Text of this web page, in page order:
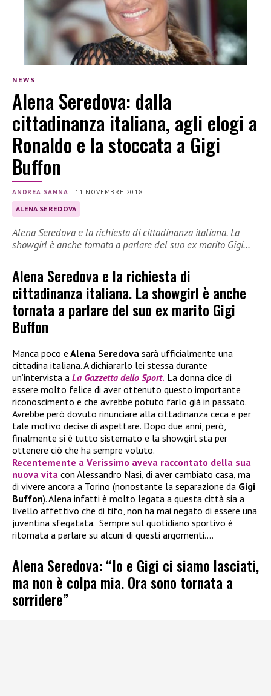
NEWS
Alena Seredova: dalla
cittadinanza italiana, agli elogi a
Ronaldo e la stoccata a Gigi
Buffon
ANDREA SANNA | 11 NOVEMBRE 2018
ALENA SEREDOVA
Alena Seredova e la richiesta di cittadinanza italiana. La
showgirl è anche tornata a parlare del suo ex marito Gigi…
Alena Seredova e la richiesta di
cittadinanza italiana. La showgirl è anche
tornata a parlare del suo ex marito Gigi
Buffon
Manca poco e Alena Seredova sarà ufficialmente una
cittadina italiana. A dichiararlo lei stessa durante
un’intervista a La Gazzetta dello Sport. La donna dice di
essere molto felice di aver ottenuto questo importante
riconoscimento e che avrebbe potuto farlo già in passato.
Avrebbe però dovuto rinunciare alla cittadinanza ceca e per
tale motivo decise di aspettare. Dopo due anni, però,
finalmente si è tutto sistemato e la showgirl sta per
ottenere ciò che ha sempre voluto.
Recentemente a Verissimo aveva raccontato della sua
nuova vita con Alessandro Nasi, di aver cambiato casa, ma
di vivere ancora a Torino (nonostante la separazione da Gigi
Buffon). Alena infatti è molto legata a questa città sia a
livello affettivo che di tifo, non ha mai negato di essere una
juventina sfegatata. Sempre sul quotidiano sportivo è
ritornata a parlare su alcuni di questi argomenti….
Alena Seredova: “Io e Gigi ci siamo lasciati,
ma non è colpa mia. Ora sono tornata a
sorridere”